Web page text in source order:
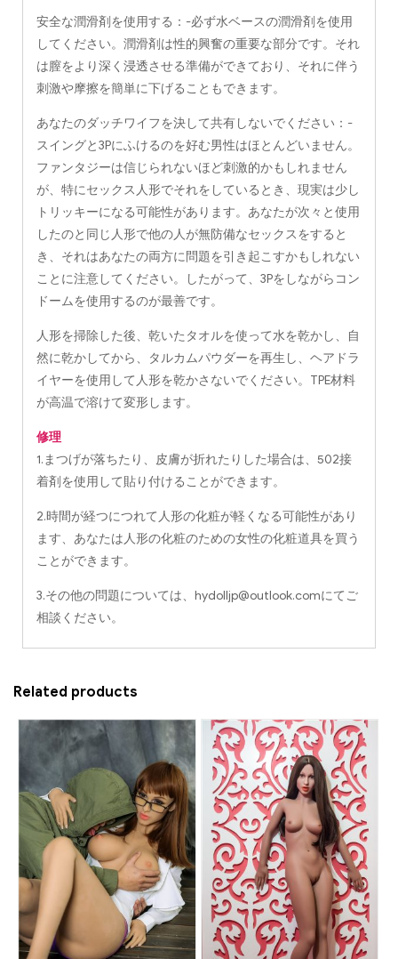
安全な潤滑剤を使用する：-必ず水ベースの潤滑剤を使用
してください。潤滑剤は性的興奮の重要な部分です。それ
は膣をより深く浸透させる準備ができており、それに伴う
刺激や摩擦を簡単に下げることもできます。
あなたのダッチワイフを決して共有しないでください：-
スイングと3Pにふけるのを好む男性はほとんどいません。
ファンタジーは信じられないほど刺激的かもしれません
が、特にセックス人形でそれをしているとき、現実は少し
トリッキーになる可能性があります。あなたが次々と使用
したのと同じ人形で他の人が無防備なセックスをすると
き、それはあなたの両方に問題を引き起こすかもしれない
ことに注意してください。したがって、3Pをしながらコン
ドームを使用するのが最善です。
人形を掃除した後、乾いたタオルを使って水を乾かし、自
然に乾かしてから、タルカムパウダーを再生し、ヘアドラ
イヤーを使用して人形を乾かさないでください。TPE材料
が高温で溶けて変形します。
修理
1.まつげが落ちたり、皮膚が折れたりした場合は、502接
着剤を使用して貼り付けることができます。
2.時間が経つにつれて人形の化粧が軽くなる可能性があり
ます、あなたは人形の化粧のための女性の化粧道具を買う
ことができます。
3.その他の問題については、 hydolljp@outlook.comにてご
相談ください。
Related products